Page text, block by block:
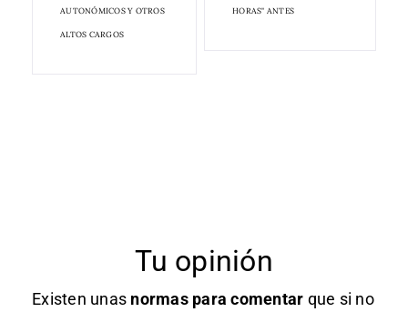
AUTONÓMICOS Y OTROS
ALTOS CARGOS
HORAS" ANTES
Tu opinión
Existen unas normas para comentar que si no